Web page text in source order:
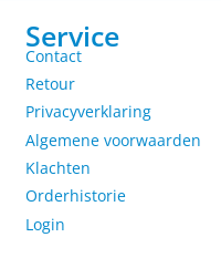
Service
Contact
Retour
Privacyverklaring
Algemene voorwaarden
Klachten
Orderhistorie
Login